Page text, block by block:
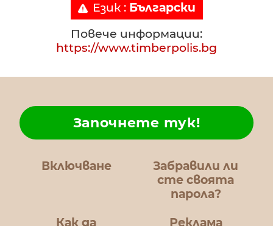
Език : Български
Повече информации:
https://www.timberpolis.bg
Включване
Забравили ли
сте своята
парола?
Как да
Започнете тук!
Реклама